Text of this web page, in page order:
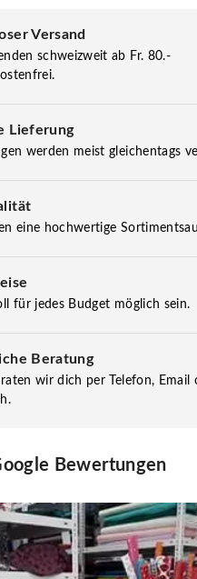
Versand
schweizweit ab Fr. 80.-
Lieferung
werden meist gleichentags
eine hochwertige
für jedes Budget möglich sein.
Beratung
wir dich per Telefon, Email
Bewertungen